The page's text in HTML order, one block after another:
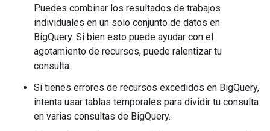
Puedes combinar los resultados de trabajos
individuales en un solo conjunto de datos en
BigQuery. Si bien esto puede ayudar con el
agotamiento de recursos, puede ralentizar tu
consulta.
Si tienes errores de recursos excedidos en BigQuery,
intenta usar tablas temporales para dividir tu consulta
en varias consultas de BigQuery.